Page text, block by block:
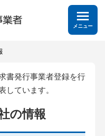
メニュー
書発行事業者登録を行
しています。
の情報